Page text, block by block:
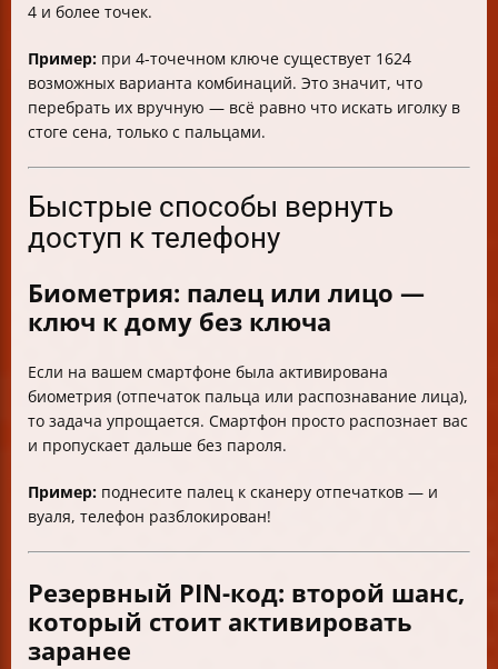
4 и более точек.
Пример: при 4-точечном ключе существует 1624
возможных варианта комбинаций. Это значит, что
перебрать их вручную — всё равно что искать иголку в
стоге сена, только с пальцами.
Быстрые способы вернуть
доступ к телефону
Биометрия: палец или лицо —
ключ к дому без ключа
Если на вашем смартфоне была активирована
биометрия (отпечаток пальца или распознавание лица),
то задача упрощается. Смартфон просто распознает вас
и пропускает дальше без пароля.
Пример: поднесите палец к сканеру отпечатков — и
вуаля, телефон разблокирован!
Резервный PIN-код: второй шанс,
который стоит активировать
заранее